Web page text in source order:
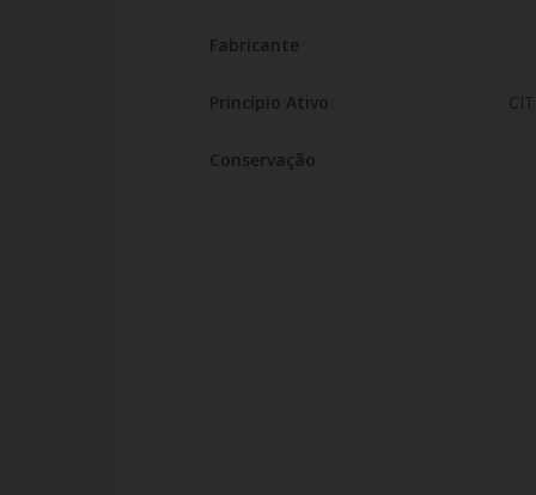
Fabricante
Princípio Ativo
Conservação